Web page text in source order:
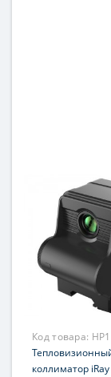
Код товара:
коллиматор